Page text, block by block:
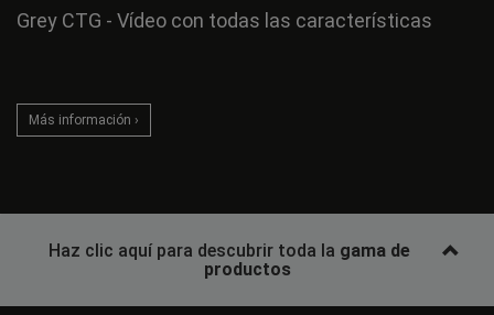
Grey CTG - Vídeo con todas las características
Más información ›
Haz clic aquí para descubrir toda la gama de
productos